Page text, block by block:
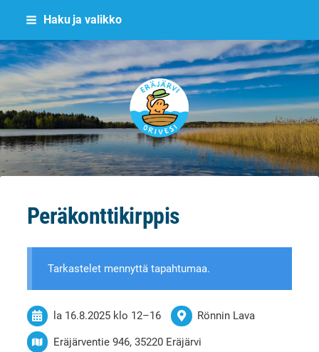
Siirry
sisältöön
Haku ja valikko
Eräjärvi
Peräkonttikirppis
Tarkastelet mennyttä tapahtumaa.
la 16.8.2025 klo 12–16 Rönnin Lava
Eräjärventie 946, 35220 Eräjärvi